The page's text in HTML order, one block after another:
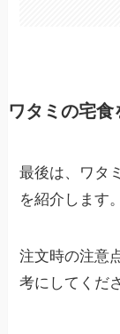
ワタミの宅
最後は、ワタ
を紹介します。
注文時の注意
考にしてくだ